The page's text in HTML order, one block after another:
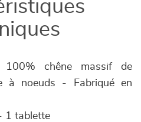
100% chêne massif de
à noeuds - Fabriqué en
1 tablette